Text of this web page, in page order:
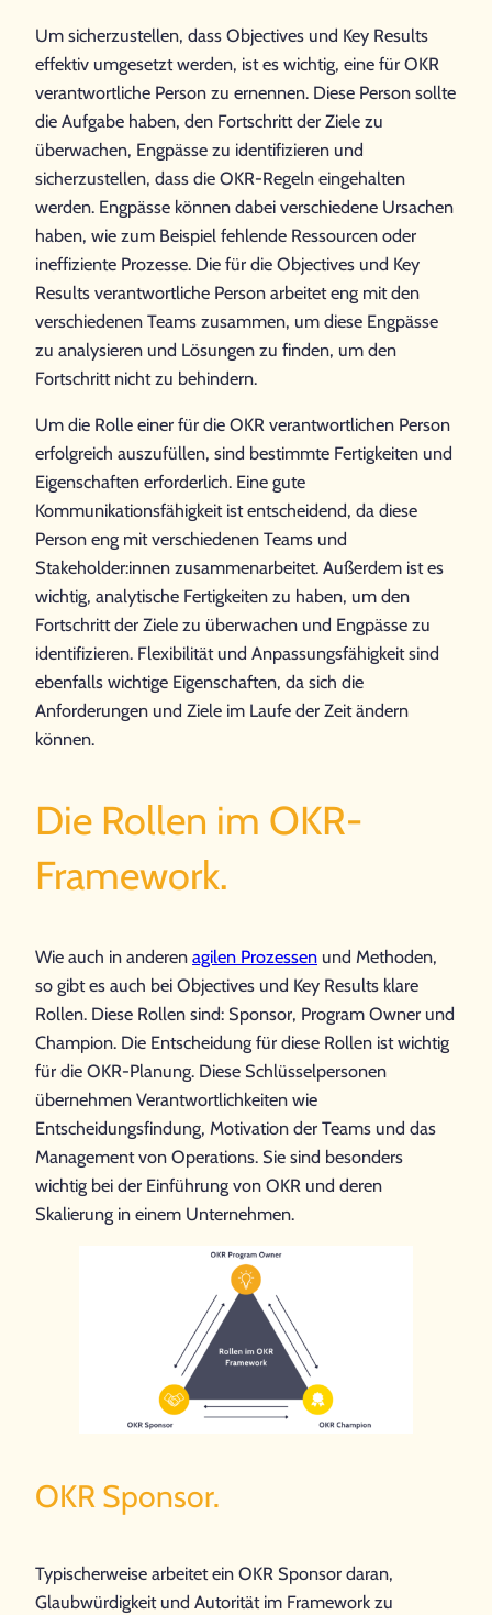
Um sicherzustellen, dass Objectives und Key Results
effektiv umgesetzt werden, ist es wichtig, eine für OKR
verantwortliche Person zu ernennen. Diese Person sollte
die Aufgabe haben, den Fortschritt der Ziele zu
überwachen, Engpässe zu identifizieren und
sicherzustellen, dass die OKR-Regeln eingehalten
werden. Engpässe können dabei verschiedene Ursachen
haben, wie zum Beispiel fehlende Ressourcen oder
ineffiziente Prozesse. Die für die Objectives und Key
Results verantwortliche Person arbeitet eng mit den
verschiedenen Teams zusammen, um diese Engpässe
zu analysieren und Lösungen zu finden, um den
Fortschritt nicht zu behindern.
Um die Rolle einer für die OKR verantwortlichen Person
erfolgreich auszufüllen, sind bestimmte Fertigkeiten und
Eigenschaften erforderlich. Eine gute
Kommunikationsfähigkeit ist entscheidend, da diese
Person eng mit verschiedenen Teams und
Stakeholder:innen zusammenarbeitet. Außerdem ist es
wichtig, analytische Fertigkeiten zu haben, um den
Fortschritt der Ziele zu überwachen und Engpässe zu
identifizieren. Flexibilität und Anpassungsfähigkeit sind
ebenfalls wichtige Eigenschaften, da sich die
Anforderungen und Ziele im Laufe der Zeit ändern
können.
Die Rollen im OKR-
Framework.
Wie auch in anderen agilen Prozessen und Methoden,
so gibt es auch bei Objectives und Key Results klare
Rollen. Diese Rollen sind: Sponsor, Program Owner und
Champion. Die Entscheidung für diese Rollen ist wichtig
für die OKR-Planung. Diese Schlüsselpersonen
übernehmen Verantwortlichkeiten wie
Entscheidungsfindung, Motivation der Teams und das
Management von Operations. Sie sind besonders
wichtig bei der Einführung von OKR und deren
Skalierung in einem Unternehmen.
OKR Sponsor.
Typischerweise arbeitet ein OKR Sponsor daran,
Glaubwürdigkeit und Autorität im Framework zu